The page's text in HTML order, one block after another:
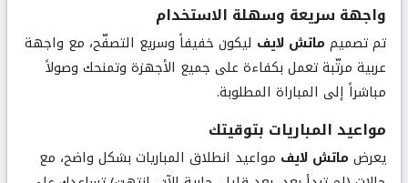
واجهة سريعة وسهلة الاستخدام
تم تصميمماتش لايف ليكون خفيفاً وسريع التصفّح، مع واجهة
عربية مرتّبة تعمل بكفاءة على جميع الأجهزة وتمنحك وصولاً
مباشراً إلى المباراة المطلوبة.
مواعيد المباريات بتوقيتك
يعرضماتش لايف مواعيد انطلاق المباريات بشكل واضح، مع